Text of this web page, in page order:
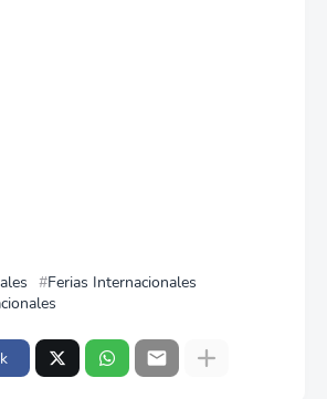
Ferias Internacionales